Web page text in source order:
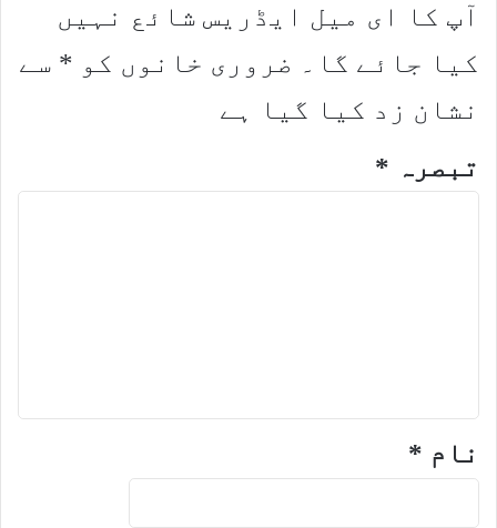
آپ کا ای میل ایڈریس شائع نہیں
کیا جائے گا۔
ضروری خانوں کو * سے
نشان زد کیا گیا ہے
تبصرہ *
نام *